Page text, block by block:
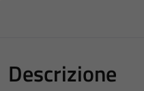
Descrizione